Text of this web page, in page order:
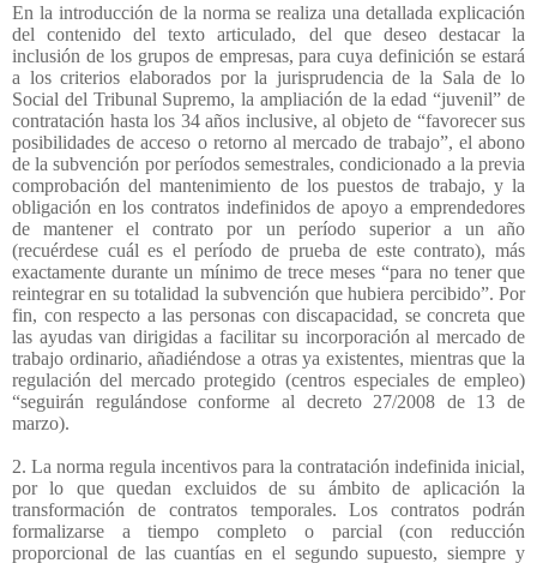
En la introducción de la norma se realiza una detallada explicación
del contenido del texto articulado, del que deseo destacar la
inclusión de los grupos de empresas, para cuya definición se estará
a los criterios elaborados por la jurisprudencia de la Sala de lo
Social del Tribunal Supremo, la ampliación de la edad “juvenil” de
contratación hasta los 34 años inclusive, al objeto de “favorecer sus
posibilidades de acceso o retorno al mercado de trabajo”, el abono
de la subvención por períodos semestrales, condicionado a la previa
comprobación del mantenimiento de los puestos de trabajo, y la
obligación en los contratos indefinidos de apoyo a emprendedores
de mantener el contrato por un período superior a un año
(recuérdese cuál es el período de prueba de este contrato), más
exactamente durante un mínimo de trece meses “para no tener que
reintegrar en su totalidad la subvención que hubiera percibido”. Por
fin, con respecto a las personas con discapacidad, se concreta que
las ayudas van dirigidas a facilitar su incorporación al mercado de
trabajo ordinario, añadiéndose a otras ya existentes, mientras que la
regulación del mercado protegido (centros especiales de empleo)
“seguirán regulándose conforme al decreto 27/2008 de 13 de
marzo).
2. La norma regula incentivos para la contratación indefinida inicial,
por lo que quedan excluidos de su ámbito de aplicación la
transformación de contratos temporales. Los contratos podrán
formalizarse a tiempo completo o parcial (con reducción
proporcional de las cuantías en el segundo supuesto, siempre y